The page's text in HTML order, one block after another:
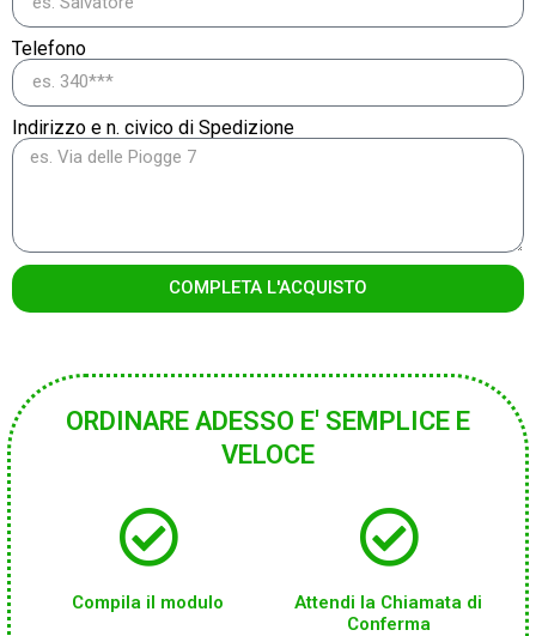
Telefono
Indirizzo e n. civico di Spedizione
COMPLETA L'ACQUISTO
ORDINARE ADESSO E' SEMPLICE E
VELOCE
Compila il modulo
Attendi la Chiamata di
Conferma